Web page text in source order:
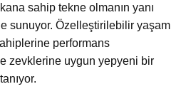
sahip tekne olmanın yanı
sunuyor. Özelleştirilebilir yaşam
performans
zevklerine uygun yepyeni bir